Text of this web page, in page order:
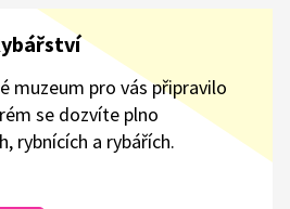
muzeum pro vás připravilo
se dozvíte plno
rybnících a rybářích.